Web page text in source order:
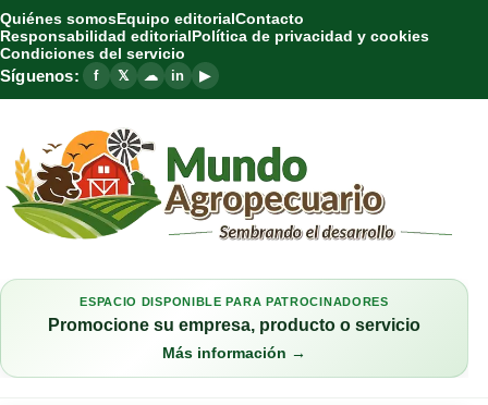
Quiénes somosEquipo editorialContacto
Responsabilidad editorialPolítica de privacidad y cookies
Condiciones del servicio
Síguenos: f 𝕏 ☁ in ▶
ESPACIO DISPONIBLE PARA PATROCINADORES
Promocione su empresa, producto o servicio
Más información →